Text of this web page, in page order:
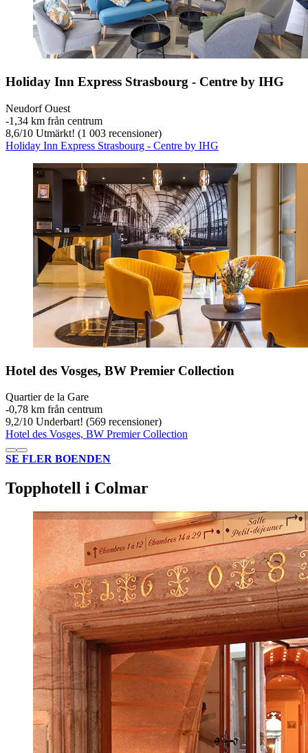
Holiday Inn Express Strasbourg - Centre by IHG
Neudorf Ouest
‐1,34 km från centrum
8,6/10 Utmärkt! (1 003 recensioner)
Holiday Inn Express Strasbourg - Centre by IHG
Hotel des Vosges, BW Premier Collection
Quartier de la Gare
‐0,78 km från centrum
9,2/10 Underbart! (569 recensioner)
Hotel des Vosges, BW Premier Collection
SE FLER BOENDEN
Topphotell i Colmar